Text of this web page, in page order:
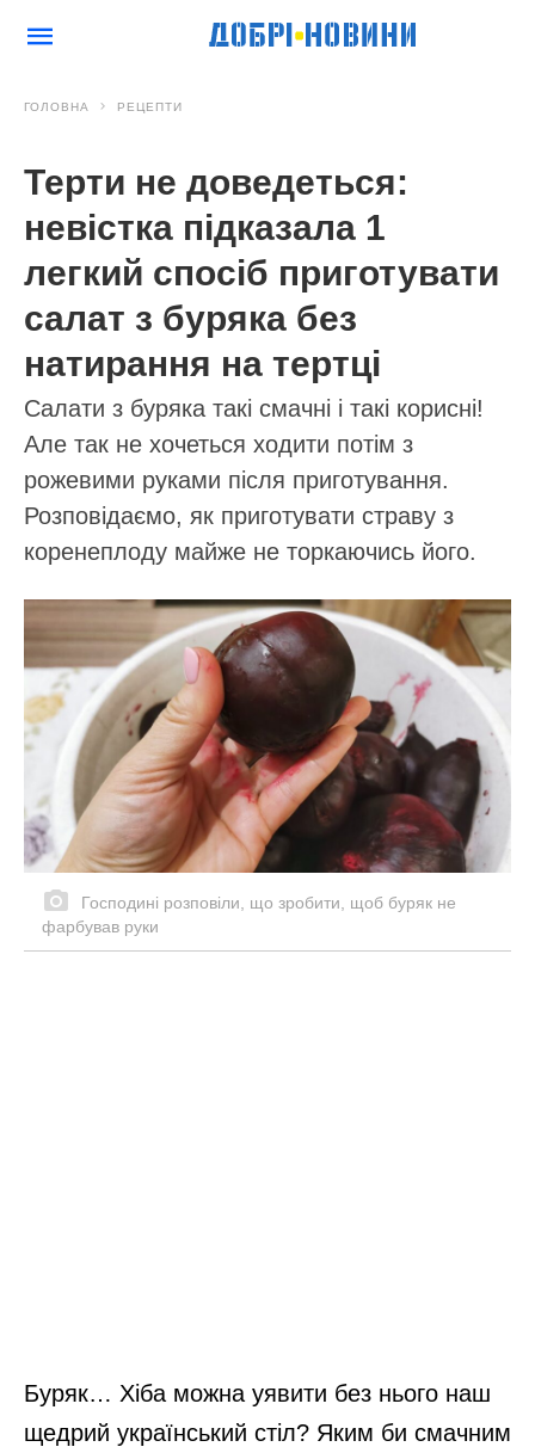
ГОЛОВНА РЕЦЕПТИ
Терти не доведеться:
невістка підказала 1
легкий спосіб приготувати
салат з буряка без
натирання на тертці
Салати з буряка такі смачні і такі корисні!
Але так не хочеться ходити потім з
рожевими руками після приготування.
Розповідаємо, як приготувати страву з
коренеплоду майже не торкаючись його.
Господині розповіли, що зробити, щоб буряк не
фарбував руки
Буряк… Хіба можна уявити без нього наш
щедрий український стіл? Яким би смачним